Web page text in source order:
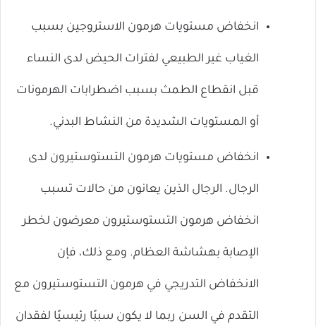
انخفاض مستويات هرمون الاستروجين بسبب
الغياب غير الطبيعي لفترات الحيض لدى النساء
قبل انقطاع الطمث بسبب اضطرابات الهرمونات
أو المستويات الشديدة من النشاط البدني.
انخفاض مستويات هرمون التستوستيرون لدى
الرجال. الرجال الذين يعانون من حالات تسبب
انخفاض هرمون التستوستيرون معرضون لخطر
الإصابة بهشاشة العظام. ومع ذلك، فإن
الانخفاض التدريجي في هرمون التستوستيرون مع
التقدم في السن ربما لا يكون سببًا رئيسيًا لفقدان